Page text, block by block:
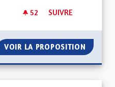
52 52 ABONNÉS
SUIVRE
VOIR LA PROPOSITION